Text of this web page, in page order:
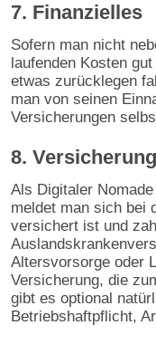
7. Finanzielles
Sofern man nicht
laufenden Kosten
etwas zurücklegen
man von seinen
Versicherungen
8.
Als Digitaler
meldet man sich bei
versichert ist und
Altersvorsorge oder
Versicherung, die
gibt es optional
Betriebshaftpflicht,